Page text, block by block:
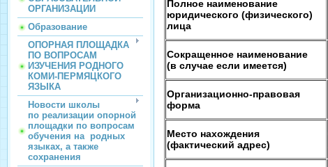
ОРГАНИЗАЦИИ
Образование
ОПОРНАЯ ПЛОЩАДКА
ПО ВОПРОСАМ
ИЗУЧЕНИЯ РОДНОГО
КОМИ-ПЕРМЯЦКОГО
ЯЗЫКА
Новости школы
по реализации опорной
площадки по вопросам
обучения на родных
языках, а также
сохранения
Полное наименование
юридического (физического)
лица
Сокращенное наименование
(в случае если имеется)
Организационно-правовая
форма
Место нахождения
(фактический адрес)